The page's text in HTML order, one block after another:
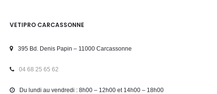
VETIPRO CARCASSONNE
395 Bd. Denis Papin – 11000 Carcassonne
04 68 25 65 62
Du lundi au vendredi : 8h00 – 12h00 et 14h00 – 18h00